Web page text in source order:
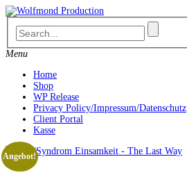
Skip
to
content
Menu
Home
Shop
WP Release
Privacy Policy/Impressum/Datenschutz
Client Portal
Kasse
Angebot!